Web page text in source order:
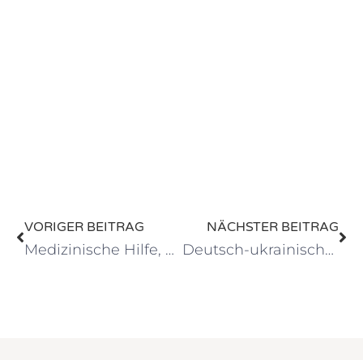
VORIGER BEITRAG
Medizinische Hilfe, die Leben rettet
NÄCHSTER BEITRAG
Deutsch-ukrainisches Begegnungscafé und Sprachcafé